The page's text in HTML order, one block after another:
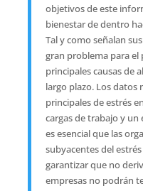
objetivos de este
bienestar de dentro
Tal y como señalan
gran problema para el
principales causas de
largo plazo. Los datos
principales de estrés
cargas de trabajo y un
es esencial que las
subyacentes del
garantizar que no
empresas no podrán